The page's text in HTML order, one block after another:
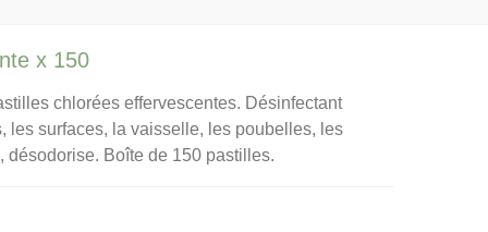
x 150
chlorées effervescentes. Désinfectant
les surfaces, la vaisselle, les poubelles, les
désodorise. Boîte de 150 pastilles.